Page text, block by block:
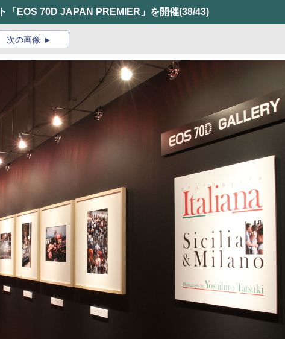
「EOS 70D JAPAN PREMIER」を開催(38/43)
次の画像